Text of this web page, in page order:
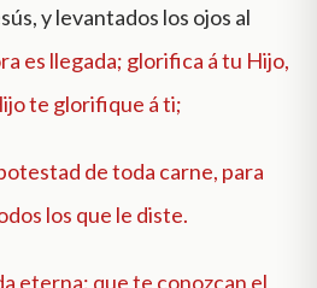
that passeth" grace -law
y levantados los ojos al
es llegada; glorifica á tu Hijo,
te glorifique á ti;
de toda carne, para
los que le diste.
eterna: que te conozcan el